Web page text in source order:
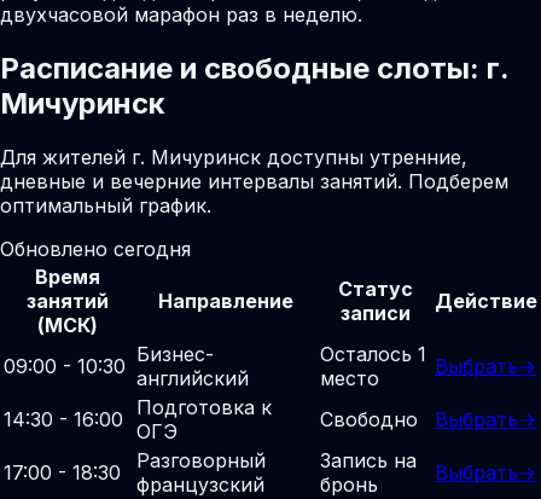
двухчасовой марафон раз в неделю.
Расписание и свободные слоты: г.
Мичуринск
Для жителей г. Мичуринск доступны утренние,
дневные и вечерние интервалы занятий. Подберем
оптимальный график.
Обновлено сегодня
Время
занятий
(МСК)
Направление
Статус
записи
Действие
09:00 - 10:30 Бизнес-
английский
Осталось 1
место
Выбрать→
14:30 - 16:00
Подготовка к
ОГЭ
Свободно Выбрать→
17:00 - 18:30
Разговорный
французский
Запись на
бронь
Выбрать→